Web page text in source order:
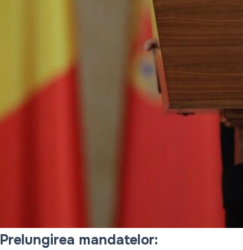
Prelungirea mandatelor: